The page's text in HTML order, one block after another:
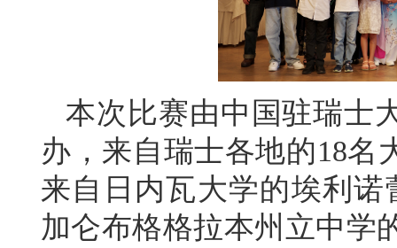
本次比赛由中国驻瑞士
办，来自瑞士各地的18名
来自日内瓦大学的埃利诺
加仑布格格拉本州立中学